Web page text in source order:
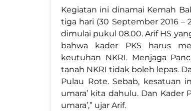
Kegiatan ini dinamai Kemah
tiga hari (30 September 2016 –
dimulai pukul 08.00. Arif HS
bahwa kader PKS harus
keutuhan NKRI. Menjaga
tanah NKRI tidak boleh lepas.
Pulau Rote. Sebab, kesatuan
umara’ kita dahulu. Dan Kader
umara’,” ujar Arif.